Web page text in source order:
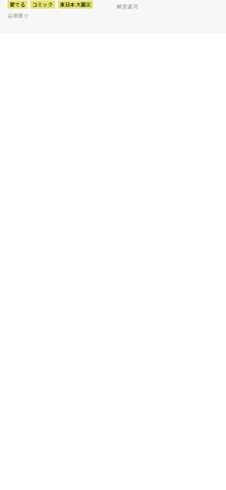
愛でる コミック
東日本大震災
谷原章介
朝宮運河